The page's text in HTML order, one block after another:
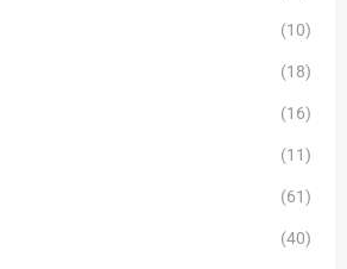
(10)
(18)
(16)
(11)
(61)
(40)